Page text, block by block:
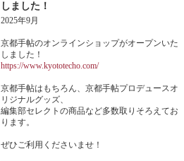
しました！
2025年9月
京都手帖のオンラインショップがオープンいた
しました！
https://www.kyototecho.com/
京都手帖はもちろん、京都手帖プロデュースオ
リジナルグッズ、
編集部セレクトの商品など多数取りそろえてお
ります。
ぜひご利用くださいませ！